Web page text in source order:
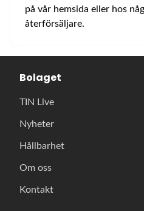
på vår hemsida eller hos
återförsäljare.
Bolaget
TIN Live
Nyheter
Hållbarhet
Om oss
Kontakt